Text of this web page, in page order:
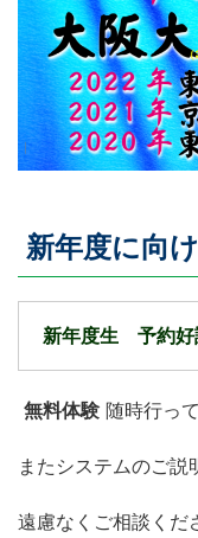
新年度に向
新年度生 予約好
無料体験 随時行っ
またシステムのご説
遠慮なくご相談くだ